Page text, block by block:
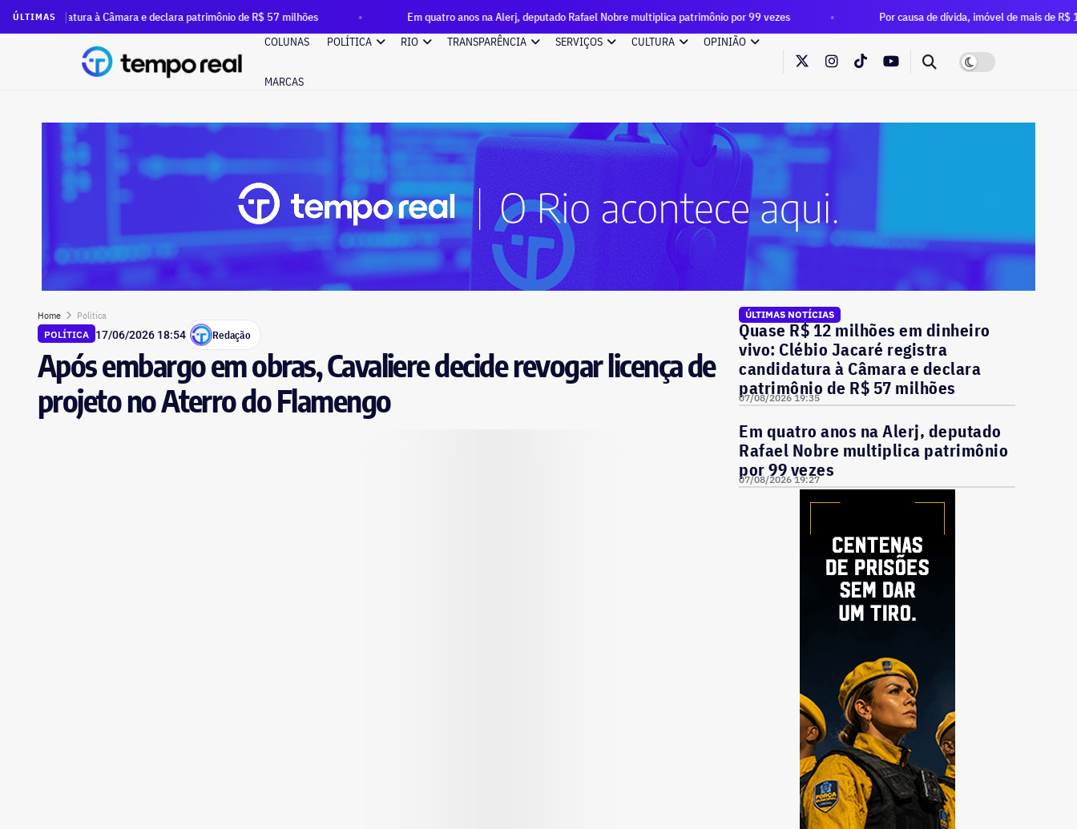
ÚLTIMAS
à Câmara e declara patrimônio de R$ 57 milhões Em quatro anos na Alerj, deputado Rafael Nobre multiplica patrimônio por 99 vezes
Por causa de dívida, imóvel de mais de R$ 1 milhão de
COLUNAS
POLÍTICA RIO TRANSPARÊNCIA SERVIÇOS CULTURA OPINIÃO
MARCAS
Home
Política
POLÍTICA 17/06/2026 18:54 Redação
Após embargo em obras, Cavaliere decide revogar licença de
projeto no Aterro do Flamengo
ÚLTIMAS NOTÍCIAS
Quase R$ 12 milhões em dinheiro
vivo: Clébio Jacaré registra
candidatura à Câmara e declara
patrimônio de R$ 57 milhões
07/08/2026 19:35
Em quatro anos na Alerj, deputado
Rafael Nobre multiplica patrimônio
por 99 vezes
07/08/2026 19:27